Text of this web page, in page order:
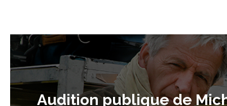
Audition publique de